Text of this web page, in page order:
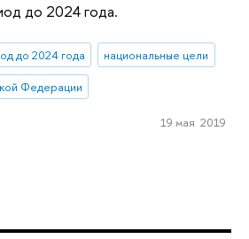
до 2024 года.
до 2024 года
национальные цели
Федерации
19 мая 2019